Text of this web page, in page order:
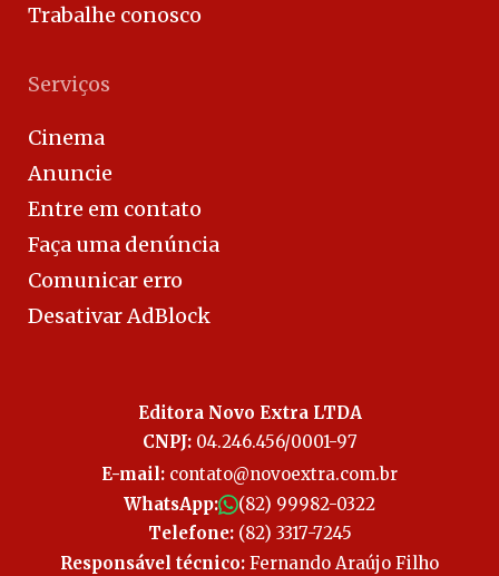
Trabalhe conosco
Serviços
Cinema
Anuncie
Entre em contato
Faça uma denúncia
Comunicar erro
Desativar AdBlock
Editora Novo Extra LTDA
CNPJ:04.246.456/0001-97
E-mail: contato@novoextra.com.br
WhatsApp:
(82) 99982-0322
Telefone:(82) 3317-7245
Responsável técnico: Fernando Araújo Filho